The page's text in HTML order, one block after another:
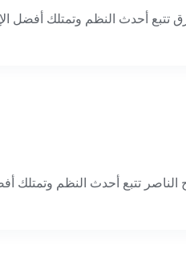
أحدث النظم وتمتلك أفضل
تتبع أحدث النظم وتمتلك